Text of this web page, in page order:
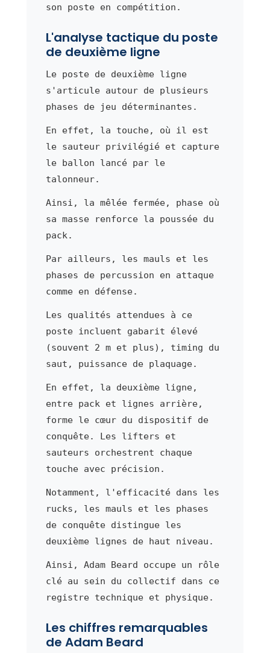
son poste en compétition.
L'analyse tactique du poste
de deuxième ligne
Le poste de deuxième ligne
s'articule autour de plusieurs
phases de jeu déterminantes.
En effet, la touche, où il est
le sauteur privilégié et capture
le ballon lancé par le
talonneur.
Ainsi, la mêlée fermée, phase où
sa masse renforce la poussée du
pack.
Par ailleurs, les mauls et les
phases de percussion en attaque
comme en défense.
Les qualités attendues à ce
poste incluent gabarit élevé
(souvent 2 m et plus), timing du
saut, puissance de plaquage.
En effet, la deuxième ligne,
entre pack et lignes arrière,
forme le cœur du dispositif de
conquête. Les lifters et
sauteurs orchestrent chaque
touche avec précision.
Notamment, l'efficacité dans les
rucks, les mauls et les phases
de conquête distingue les
deuxième lignes de haut niveau.
Ainsi, Adam Beard occupe un rôle
clé au sein du collectif dans ce
registre technique et physique.
Les chiffres remarquables
de Adam Beard